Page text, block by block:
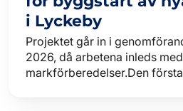
i Lyckeby
Projektet går in i
2026, då arbetena inleds
markförberedelser.Den